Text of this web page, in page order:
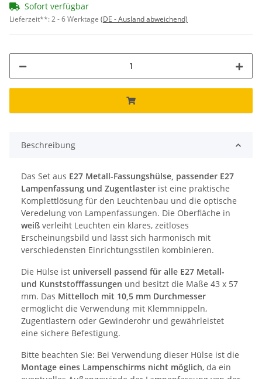
Sofort verfügbar
Lieferzeit**:2 - 6 Werktage (DE - Ausland abweichend)
Beschreibung
Das Set aus E27 Metall-Fassungshülse, passender E27
Lampenfassung und Zugentlaster ist eine praktische
Komplettlösung für den Leuchtenbau und die optische
Veredelung von Lampenfassungen. Die Oberfläche in
weiß verleiht Leuchten ein klares, zeitloses
Erscheinungsbild und lässt sich harmonisch mit
verschiedensten Einrichtungsstilen kombinieren.
Die Hülse ist universell passend für alle E27 Metall-
und Kunststofffassungen und besitzt die Maße 43 x 57
mm. Das Mittelloch mit 10,5 mm Durchmesser
ermöglicht die Verwendung mit Klemmnippeln,
Zugentlastern oder Gewinderohr und gewährleistet
eine sichere Befestigung.
Bitte beachten Sie: Bei Verwendung dieser Hülse ist die
Montage eines Lampenschirms nicht möglich, da ein